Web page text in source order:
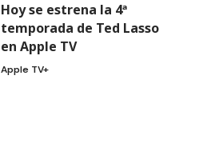
Hoy se estrena la 4ª
temporada de Ted Lasso
en Apple TV
Apple TV+